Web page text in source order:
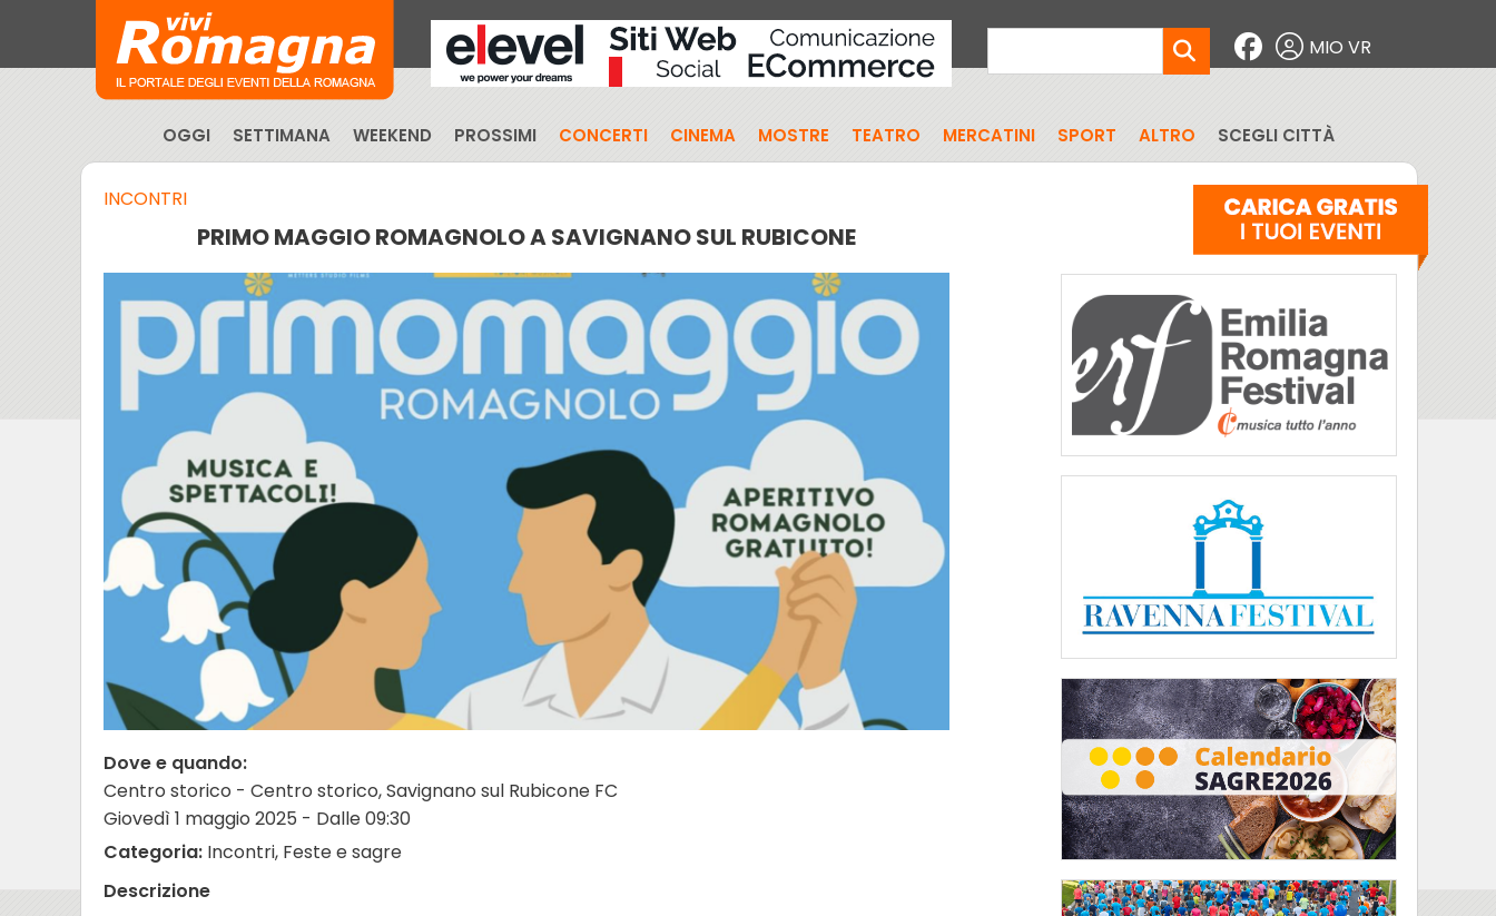
MIO VR
OGGI SETTIMANA WEEKEND PROSSIMI CONCERTI CINEMA MOSTRE TEATRO MERCATINI SPORT ALTRO SCEGLI CITTÀ
INCONTRI
PRIMO MAGGIO ROMAGNOLO A SAVIGNANO SUL RUBICONE
Dove e quando:
Centro storico - Centro storico, Savignano sul Rubicone FC
Giovedì 1 maggio 2025 - Dalle 09:30
Categoria: Incontri, Feste e sagre
Descrizione